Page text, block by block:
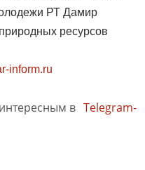
РТ Дамир
ресурсов
inform.ru
в Telegram-